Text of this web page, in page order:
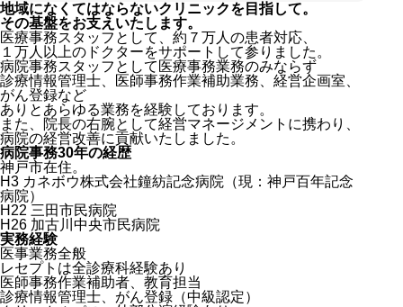
地域になくてはならないクリニックを目指して。
その基盤をお支えいたします。
医療事務スタッフとして、約７万人の患者対応、
１万人以上のドクターをサポートして参りました。
病院事務スタッフとして医療事務業務のみならず
診療情報管理士、医師事務作業補助業務、経営企画室、
がん登録など
ありとあらゆる業務を経験しております。
また、院長の右腕として経営マネージメントに携わり、
病院の経営改善に貢献いたしました。
病院事務30年の経歴
神戸市在住。
H3 カネボウ株式会社鐘紡記念病院（現：神戸百年記念
病院）
H22 三田市民病院
H26 加古川中央市民病院
実務経験
医事業務全般
レセプトは全診療科経験あり
医師事務作業補助者、教育担当
診療情報管理士、がん登録（中級認定）